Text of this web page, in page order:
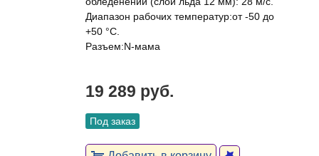
Диапазон рабочих температур:от -50 до
+50 °С.
Разъем:N-мама
19 289 руб.
Под заказ